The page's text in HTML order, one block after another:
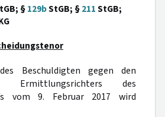
§129bStGB; §211StGB;
Beschuldigten gegen den
Ermittlungsrichters des
vom 9. Februar 2017 wird